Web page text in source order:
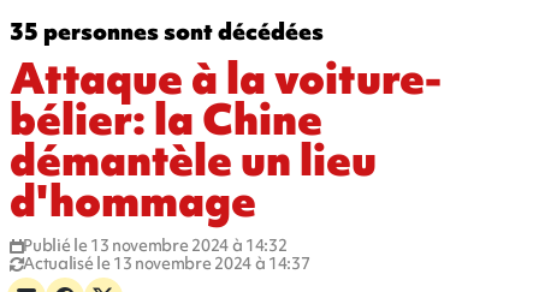
35 personnes sont décédées
Attaque à la voiture-
bélier: la Chine
démantèle un lieu
d'hommage
Publié le 13 novembre 2024 à 14:32
Actualisé le 13 novembre 2024 à 14:37